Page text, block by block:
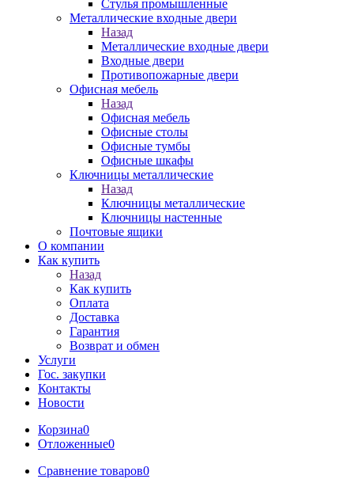
Стулья промышленные
Металлические входные двери
Назад
Металлические входные двери
Входные двери
Противопожарные двери
Офисная мебель
Назад
Офисная мебель
Офисные столы
Офисные тумбы
Офисные шкафы
Ключницы металлические
Назад
Ключницы металлические
Ключницы настенные
Почтовые ящики
О компании
Как купить
Назад
Как купить
Оплата
Доставка
Гарантия
Возврат и обмен
Услуги
Гос. закупки
Контакты
Новости
Корзина0
Отложенные0
Сравнение товаров0